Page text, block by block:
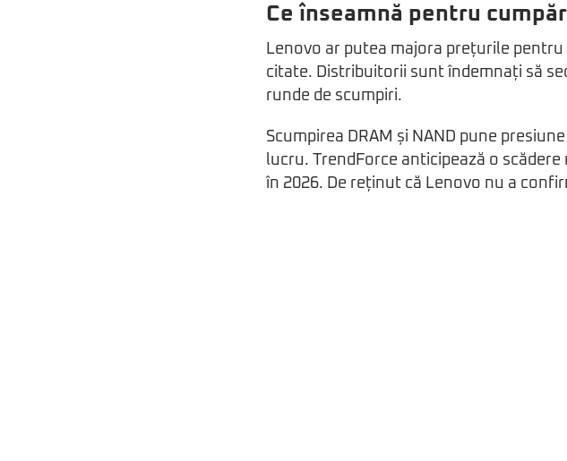
Ce înseamnă pentru
Lenovo ar putea majora prețurile
citate. Distribuitorii sunt îndemnați să
runde de scumpiri.
Scumpirea DRAM și NAND pune
lucru. TrendForce anticipează o
în 2026. De reținut că Lenovo nu a